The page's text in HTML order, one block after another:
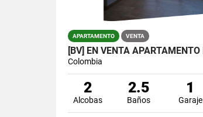
APARTAMENTO VENTA
Colombia
2
Alcobas
2.5
Baños
1
Garaje